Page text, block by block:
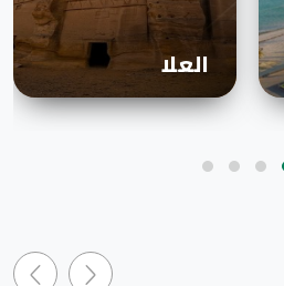
العلا